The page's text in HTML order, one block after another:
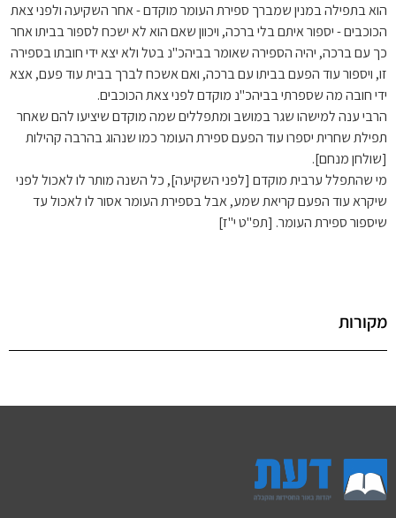
הוא בתפילה במנין שמברך ספירת העומר מוקדם - אחר השקיעה ולפני צאת
הכוכבים - יספור איתם בלי ברכה, ויכוון שאם הוא לא ישכח לספור בביתו אחר
כך עם ברכה, יהיה הספירה שאומר בביהכ"נ בטל ולא יצא ידי חובתו בספירה
זו, ויספור עוד הפעם בביתו עם ברכה, ואם אשכח לברך בבית עוד פעם, אצא
ידי חובה מה שספרתי בביהכ"נ מוקדם לפני צאת הכוכבים.
הרבי ענה למישהו שגר במושב ומתפללים שמה מוקדם שיציעו להם שאחר
תפילת שחרית יספרו עוד הפעם ספירת העומר כמו שנהוג בהרבה קהילות
[שולחן מנחם].
מי שהתפלל ערבית מוקדם [לפני השקיעה], כל השנה מותר לו לאכול לפני
שיקרא עוד הפעם קריאת שמע, אבל בספירת העומר אסור לו לאכול עד
שיספור ספירת העומר. [תפ"ט י"ז]
מקורות